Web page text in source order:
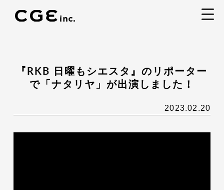
『RKB 日曜もシエスタ』のリポーター
で「ナタリヤ」が出演しました！
2023.02.20